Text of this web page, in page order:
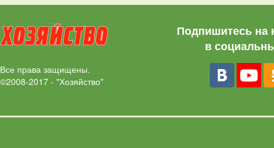
Все права защищены.
©2008-2017 - "Хозяйство"
Подпишитесь на
в